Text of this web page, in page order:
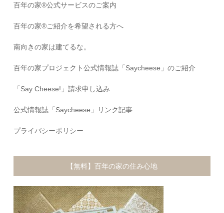
百年の家®️公式サービスのご案内
百年の家®️ご紹介を希望される方へ
南向きの家は建てるな。
百年の家プロジェクト公式情報誌「Saycheese」のご紹介
「Say Cheese!」請求申し込み
公式情報誌「Saycheese」リンク記事
プライバシーポリシー
【無料】百年の家の住み心地